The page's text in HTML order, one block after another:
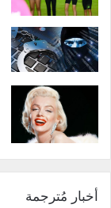
أخبار مُترجمة